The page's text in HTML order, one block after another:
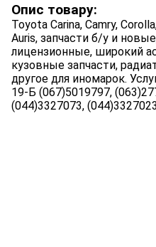
Опис товару:
Toyota Carina, Camry,
Auris, запчасти б/у и
лицензионные, широкий
кузовные запчасти,
другое для иномарок.
19-Б (067)5019797,
(044)3327073, (044)3327023